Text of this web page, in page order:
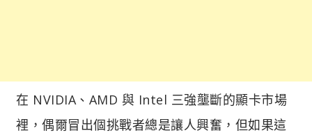
在 NVIDIA、AMD 與 Intel 三強壟斷的顯卡市場
裡，偶爾冒出個挑戰者總是讓人興奮，但如果這